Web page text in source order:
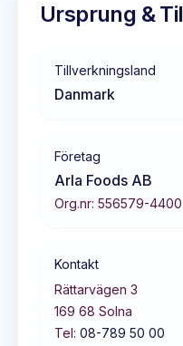
Ursprung &
Tillverkningsland
Danmark
Företag
Arla Foods AB
Org.nr: 556579-4400
Kontakt
Rättarvägen 3
169 68 Solna
Tel: 08-789 50 00